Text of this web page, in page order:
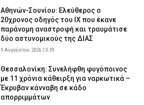
Αθηνών-Σουνίου: Ελεύθερος ο
20χρονος οδηγός του ΙΧ που έκανε
παράνομη αναστροφή και τραυμάτισε
δύο αστυνομικούς της ΔΙΑΣ
9 Αυγούστου 2026 13:39
Θεσσαλονίκη: Συνελήφθη φυγόποινος
με 11 χρόνια κάθειρξη για ναρκωτικά –
Έκρυβαν κάνναβη σε κάδο
απορριμμάτων